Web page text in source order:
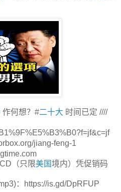
作何想？#二十大 时间已定 ////
jiang-feng-1
（只限美国境内）凭促销码
：https://is.gd/DpRFUP